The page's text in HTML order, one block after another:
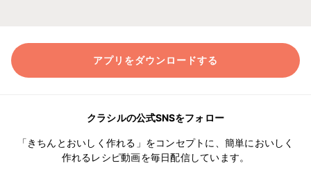
アプリをダウンロードする
クラシルの公式SNSをフォロー
「きちんとおいしく作れる」をコンセプトに、簡単においしく
作れるレシピ動画を毎日配信しています。